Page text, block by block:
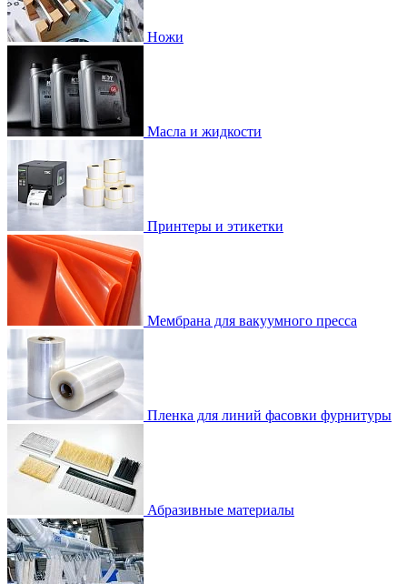
Ножи
Масла и жидкости
Принтеры и этикетки
Мембрана для вакуумного пресса
Пленка для линий фасовки фурнитуры
Абразивные материалы